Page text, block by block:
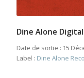
Dine Alone Digital
Date de sortie : 15
Label : Dine Alone